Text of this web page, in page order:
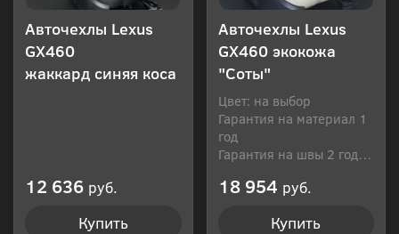
Авточехлы Lexus
GX460
жаккард синяя коса
12 636 руб.
Купить
Авточехлы Lexus
GX460 экокожа
"Соты"
Цвет: на выбор
Гарантия на материал 1
год
Гарантия на швы 2 года
18 954 руб.
Купить